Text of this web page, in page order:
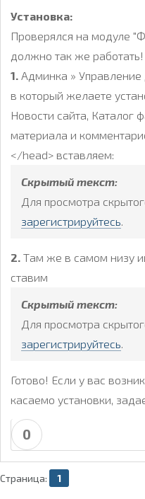
Установка:
Проверялся на модуле
должно так же работать!
1. Админка »
в который желаете
Новости сайта, Каталог
материала и
</head> вставляем:
Скрытый текст:
Для просмотра
зарегистрируйтесь.
2. Там же в самом низу
ставим
Скрытый текст:
Для просмотра
зарегистрируйтесь.
Готово! Если у вас
касаемо установки,
0
Страница: 1